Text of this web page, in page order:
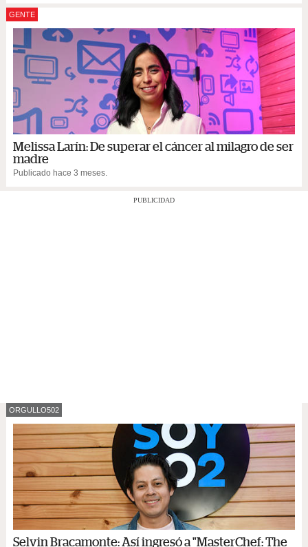
GENTE
Melissa Larín: De superar el cáncer al milagro de ser
madre
Publicado hace 3 meses.
PUBLICIDAD
ORGULLO502
Selvin Bracamonte: Así ingresó a "MasterChef: The